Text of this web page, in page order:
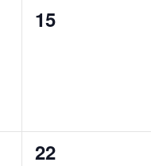
0
15
0
22